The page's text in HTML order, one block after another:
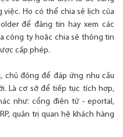
Họ có thể chia sẻ lịch của
để đăng tin hay xem các
công ty hoặc chia sẻ thông tin
cấp phép.
động để đáp ứng nhu cầu
Là cơ sở để tiếp tục tích hợp,
như: cổng điện tử - eportal,
quản trị quan hệ khách hàng